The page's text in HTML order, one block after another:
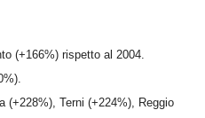
(+166%) rispetto al 2004.
(+228%), Terni (+224%), Reggio